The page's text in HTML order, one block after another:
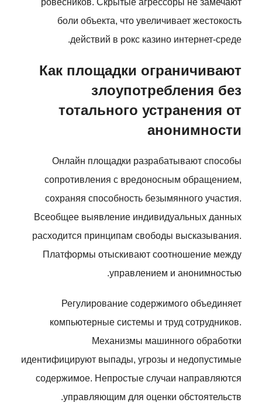
ровесников. Скрытые агрессоры не замечают
боли объекта, что увеличивает жестокость
действий в рокс казино интернет-среде.
Как площадки ограничивают
злоупотребления без
тотального устранения от
анонимности
Онлайн площадки разрабатывают способы
сопротивления с вредоносным обращением,
сохраняя способность безымянного участия.
Всеобщее выявление индивидуальных данных
расходится принципам свободы высказывания.
Платформы отыскивают соотношение между
управлением и анонимностью.
Регулирование содержимого объединяет
компьютерные системы и труд сотрудников.
Механизмы машинного обработки
идентифицируют выпады, угрозы и недопустимые
содержимое. Непростые случаи направляются
управляющим для оценки обстоятельств.